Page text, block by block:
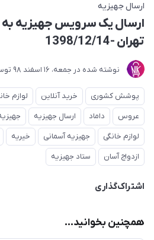
ارسال جهیزیه
ارسال یک سرویس جهیزیه به
تهران -1398/12/14
نوشته شده در جمعه، 16 اسفند 98
پوشش کشوری خرید آنلاین لوازم
عروس
داماد ارسال جهیزیه
لوازم خانگی
جهیزیه آسمانی خیریه
ازدواج آسان
ستاد جهیزیه
اشتراک‌گذاری
همچنین بخوانید...